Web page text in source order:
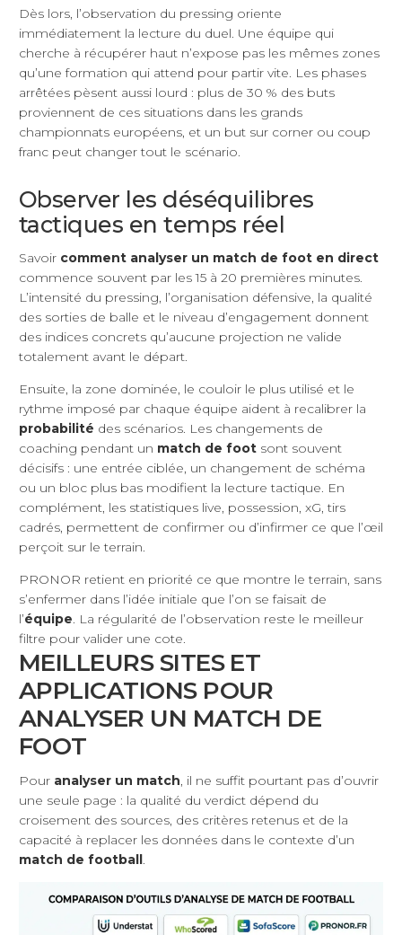
Dès lors, l’observation du pressing oriente
immédiatement la lecture du duel. Une équipe qui
cherche à récupérer haut n’expose pas les mêmes zones
qu’une formation qui attend pour partir vite. Les phases
arrêtées pèsent aussi lourd : plus de 30 % des buts
proviennent de ces situations dans les grands
championnats européens, et un but sur corner ou coup
franc peut changer tout le scénario.
Observer les déséquilibres
tactiques en temps réel
Savoir comment analyser un match de foot en direct
commence souvent par les 15 à 20 premières minutes.
L’intensité du pressing, l’organisation défensive, la qualité
des sorties de balle et le niveau d’engagement donnent
des indices concrets qu’aucune projection ne valide
totalement avant le départ.
Ensuite, la zone dominée, le couloir le plus utilisé et le
rythme imposé par chaque équipe aident à recalibrer la
probabilité des scénarios. Les changements de
coaching pendant un match de foot sont souvent
décisifs : une entrée ciblée, un changement de schéma
ou un bloc plus bas modifient la lecture tactique. En
complément, les statistiques live, possession, xG, tirs
cadrés, permettent de confirmer ou d’infirmer ce que l’œil
perçoit sur le terrain.
PRONOR retient en priorité ce que montre le terrain, sans
s’enfermer dans l’idée initiale que l’on se faisait de
l’équipe. La régularité de l’observation reste le meilleur
filtre pour valider une cote.
MEILLEURS SITES ET
APPLICATIONS POUR
ANALYSER UN MATCH DE
FOOT
Pour analyser un match, il ne suffit pourtant pas d’ouvrir
une seule page : la qualité du verdict dépend du
croisement des sources, des critères retenus et de la
capacité à replacer les données dans le contexte d’un
match de football.